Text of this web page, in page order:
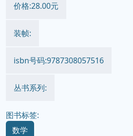
价格:28.00元
装帧:
isbn号码:9787308057516
丛书系列:
图书标签:
数学